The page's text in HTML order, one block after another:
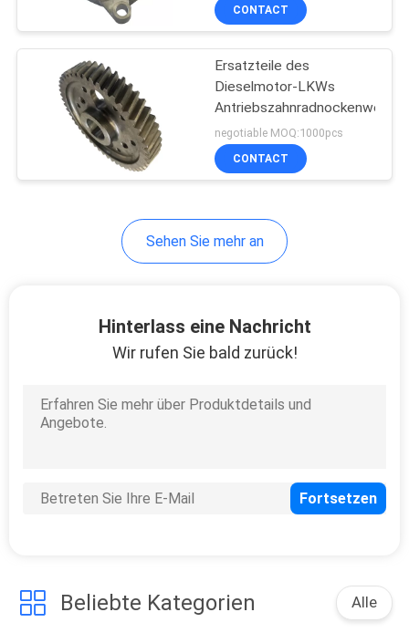
Stoßdämpferteile
Hydraulische
Regelventile
CONTACT
Ersatzteile des
Dieselmotor-LKWs
negotiable MOQ:1000pcs
CONTACT
Sehen Sie mehr an
Hinterlass eine Nachricht
Wir rufen Sie bald zurück!
Beliebte Kategorien Alle